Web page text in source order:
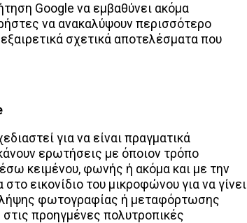
Google να εμβαθύνει ακόμα
να ανακαλύψουν περισσότερο
σχετικά αποτελέσματα που
για να είναι πραγματικά
ερωτήσεις με όποιον τρόπο
κειμένου, φωνής ή ακόμα και με την
εικονίδιο του μικροφώνου για να γίνει
λήψης φωτογραφίας ή μεταφόρτωσης
προηγμένες πολυτροπικές